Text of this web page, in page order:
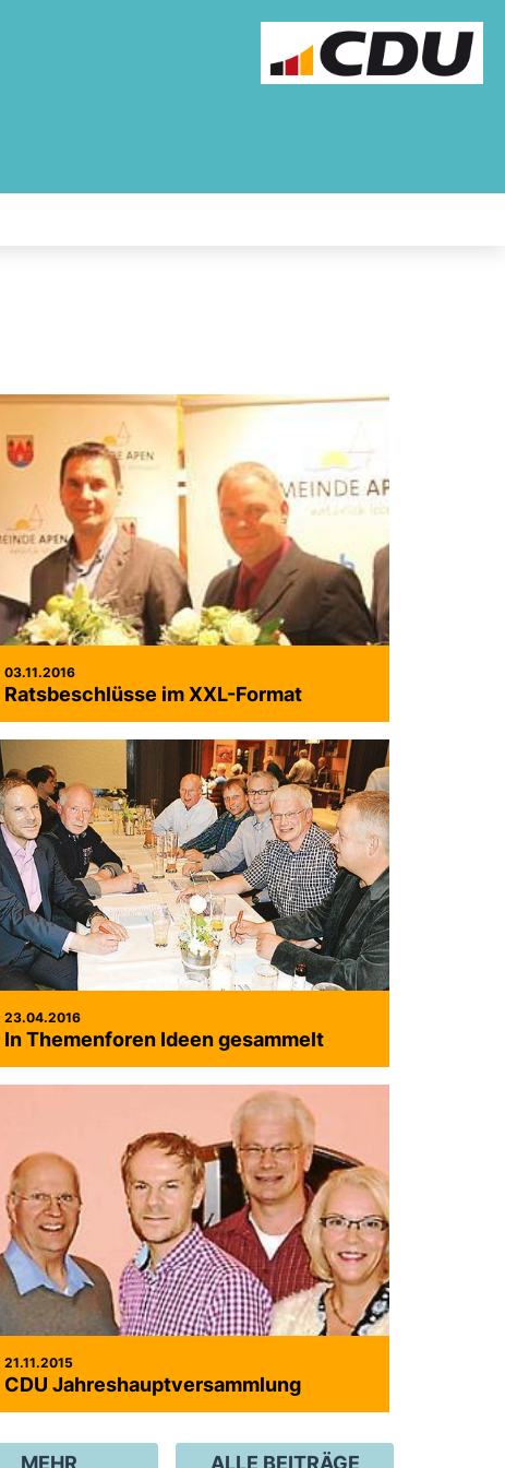
03.11.2016
Ratsbeschlüsse im XXL-Format
23.04.2016
In Themenforen Ideen gesammelt
21.11.2015
CDU Jahreshauptversammlung
ALLE BEITRÄGE
MEHR